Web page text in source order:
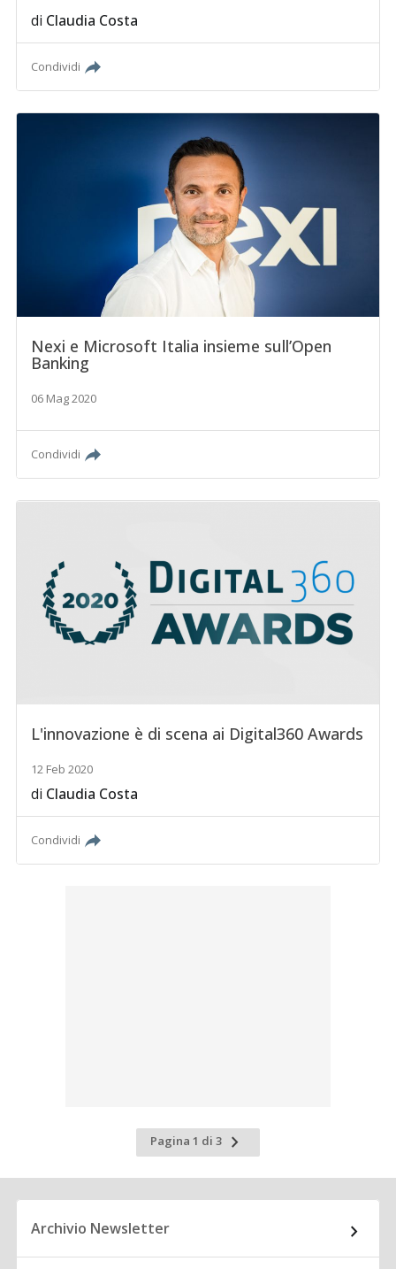
di Claudia Costa
Condividi
Nexi e Microsoft Italia insieme sull’Open
Banking
06 Mag 2020
Condividi
L'innovazione è di scena ai Digital360 Awards
12 Feb 2020
di Claudia Costa
Condividi
Pagina 1 di 3
Pagina
successiva
Archivio Newsletter